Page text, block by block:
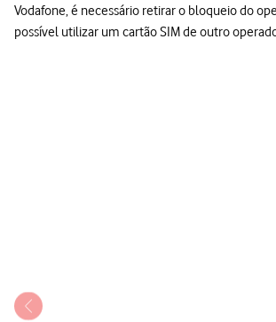
Vodafone, é necessário retirar o bloqueio do
possível utilizar um cartão SIM de outro